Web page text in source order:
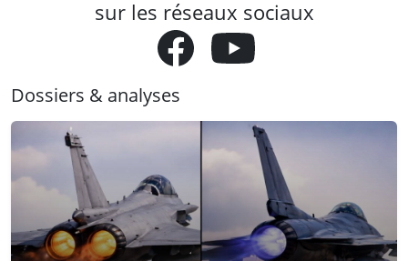
sur les réseaux sociaux
Dossiers & analyses